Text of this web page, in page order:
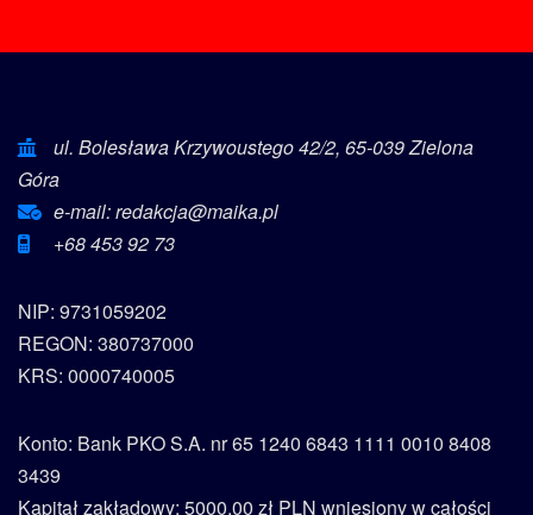
ul. Bolesława Krzywoustego 42/2, 65-039 Zielona
Góra
e-mail: redakcja@maika.pl
+68 453 92 73
NIP: 9731059202
REGON: 380737000
KRS: 0000740005
Konto: Bank PKO S.A. nr 65 1240 6843 1111 0010 8408
3439
Kapitał zakładowy: 5000,00 zł PLN wniesiony w całości